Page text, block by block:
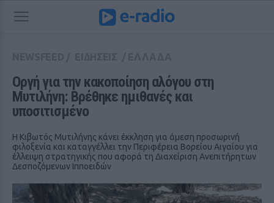
Οργή για την κακοποίηση αλόγου στη
Μυτιλήνη: Βρέθηκε ημιθανές και
υποσιτισμένο
Η Κιβωτός Μυτιλήνης κάνει έκκληση για άμεση προσωρινή
φιλοξενία και καταγγέλλει την Περιφέρεια Βορείου Αιγαίου για
έλλειψη στρατηγικής που αφορά τη Διαχείριση Ανεπιτήρητων
Δεσποζόμενων Ιπποειδών